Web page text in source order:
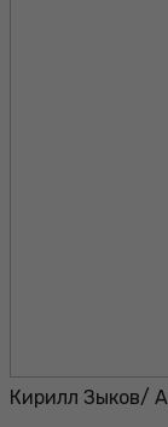
Кирилл Зыков/